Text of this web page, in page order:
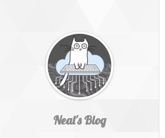
Neal's Blog